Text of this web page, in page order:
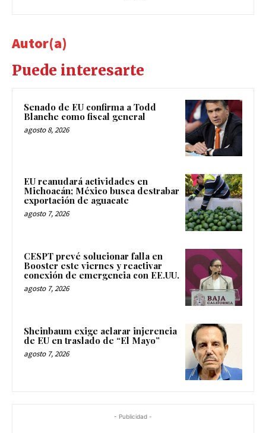
Autor(a)
Puede interesarte
Senado de EU confirma a Todd
Blanche como fiscal general
agosto 8, 2026
EU reanudará actividades en
Michoacán; México busca destrabar
exportación de aguacate
agosto 7, 2026
CESPT prevé solucionar falla en
Booster este viernes y reactivar
conexión de emergencia con EE.UU.
agosto 7, 2026
Sheinbaum exige aclarar injerencia
de EU en traslado de “El Mayo”
agosto 7, 2026
- Publicidad -